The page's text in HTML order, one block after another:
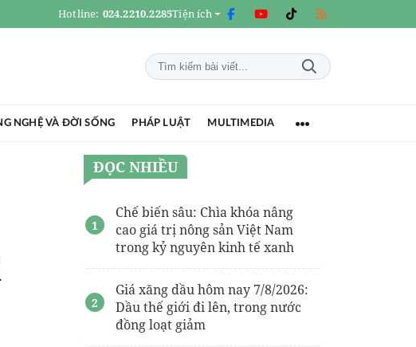
Hotline: 024.2210.2285Tiện ích
NGHỆ VÀ ĐỜI SỐNG PHÁP LUẬT MULTIMEDIA
ĐỌC NHIỀU
Chế biến sâu: Chìa khóa nâng
cao giá trị nông sản Việt Nam
trong kỷ nguyên kinh tế xanh
Giá xăng dầu hôm nay 7/8/2026:
Dầu thế giới đi lên, trong nước
đồng loạt giảm